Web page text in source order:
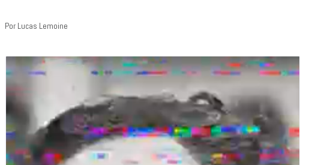
Por Lucas Lemoine